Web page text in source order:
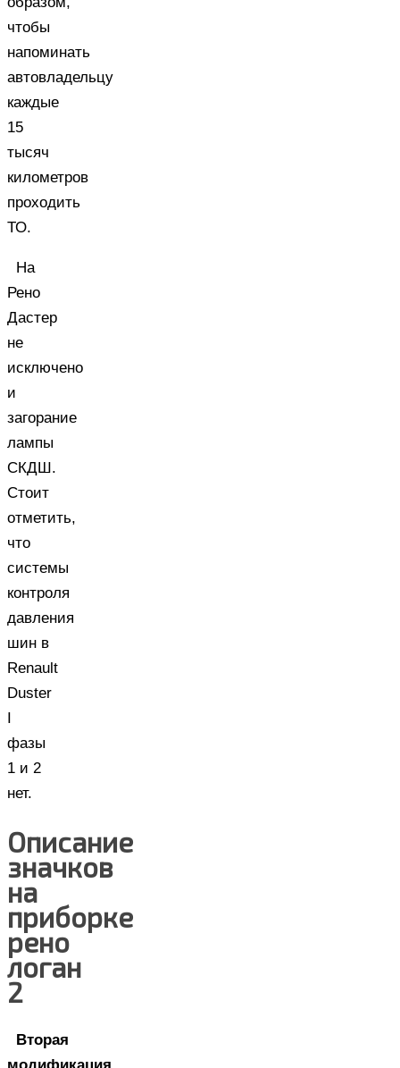
чтобы
напоминать
автовладельцу
каждые
15
тысяч
километров
проходить
ТО.
На
Рено
Дастер
не
исключено
и
загорание
лампы
СКДШ.
Стоит
отметить,
что
системы
контроля
давления
шин в
Renault
Duster
фазы
1 и 2
нет.
Описание
значков
на
приборке
рено
логан
2
Вторая